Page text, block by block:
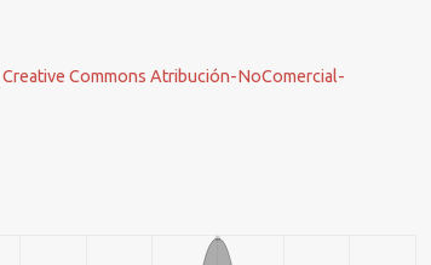
Creative Commons Atribución-NoComercial-